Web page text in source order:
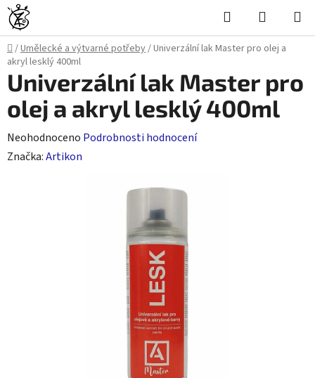
Přejít
na
obsah
Hledat
KOŠÍK
Domů
/Umělecké a výtvarné potřeby/Univerzální lak Master pro olej a
akryl lesklý 400ml
Univerzální lak Master pro
olej a akryl lesklý 400ml
Průměrné
hodnocení
Neohodnoceno Podrobnosti hodnocení
Značka:Artikon